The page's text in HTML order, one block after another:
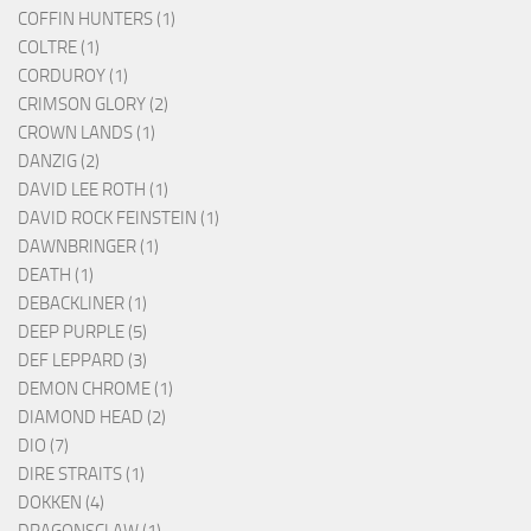
COFFIN HUNTERS (1)
COLTRE (1)
CORDUROY (1)
CRIMSON GLORY (2)
CROWN LANDS (1)
DANZIG (2)
DAVID LEE ROTH (1)
DAVID ROCK FEINSTEIN (1)
DAWNBRINGER (1)
DEATH (1)
DEBACKLINER (1)
DEEP PURPLE (5)
DEF LEPPARD (3)
DEMON CHROME (1)
DIAMOND HEAD (2)
DIO (7)
DIRE STRAITS (1)
DOKKEN (4)